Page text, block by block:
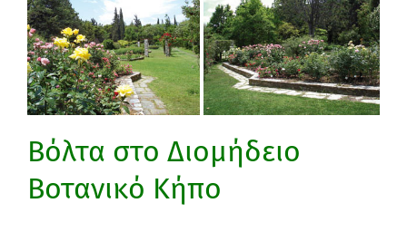
Βόλτα στο Διομήδειο
Βοτανικό Κήπο